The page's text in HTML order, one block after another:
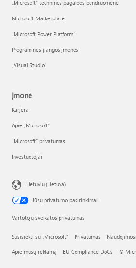
„Microsoft“ techninės pagalbos bendruomenė
Microsoft Marketplace
„Microsoft Power Platform“
Programinės įrangos įmonės
„Visual Studio“
Įmonė
Karjera
Apie „Microsoft“
„Microsoft“ privatumas
Investuotojai
Lietuvių (Lietuva)
Jūsų privatumo pasirinkimai
Vartotojų sveikatos privatumas
Susisiekti su „Microsoft“ Privatumas
Apie mūsų reklamą EU Compliance DoCs ©